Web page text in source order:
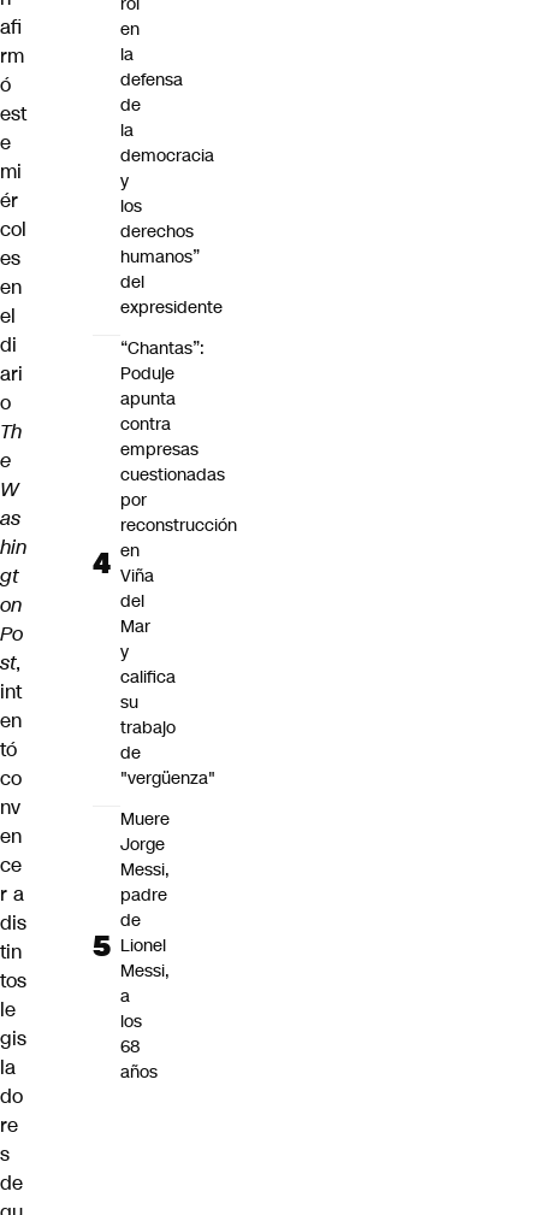
afi
rm
ó
est
e
mi
ér
col
es
en
el
di
ari
o
Th
e
W
as
hin
gt
on
Po
st,
int
en
tó
co
nv
en
ce
r a
dis
tin
tos
le
gis
la
do
re
s
de
en
la
defensa
de
la
democracia
y
los
derechos
humanos”
del
expresidente
“Chantas”:
Poduje
apunta
contra
empresas
cuestionadas
por
reconstrucción
en
Viña
del
Mar
y
califica
su
trabajo
de
"vergüenza"
Muere
Jorge
Messi,
padre
de
Lionel
Messi,
a
los
68
años